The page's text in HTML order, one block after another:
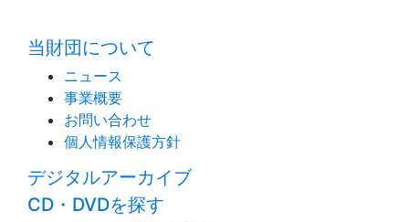
当財団について
ニュース
事業概要
お問い合わせ
個人情報保護方針
デジタルアーカイブ
CD・DVDを探す